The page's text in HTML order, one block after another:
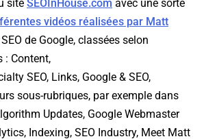
site SEOInHouse.com avec une sorte
vidéos réalisées par Matt
de Google, classées selon
: Content,
SEO, Links, Google & SEO,
sous-rubriques, par exemple dans
Updates, Google Webmaster
Indexing, SEO Industry, Meet Matt